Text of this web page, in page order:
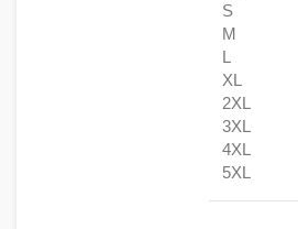
S
M
L
XL
2XL
3XL
4XL
5XL